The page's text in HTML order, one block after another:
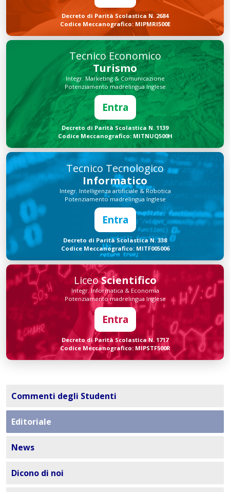
Decreto di Parità Scolastica N. 2684
Codice Meccanografico: MIPMRI500E
Tecnico Economico
Turismo
Integr. Marketing & Comunicazione
Potenziamento madrelingua Inglese
Entra
Decreto di Parità Scolastica N. 1139
Codice Meccanografico: MITNUQ500H
Tecnico Tecnologico
Informatico
Integr. Intelligenza artificiale & Robotica
Potenziamento madrelingua Inglese
Entra
Decreto di Parità Scolastica N. 338
Codice Meccanografico: MITF005006
LiceoScientifico
Integr. Informatica & Economia
Potenziamento madrelingua Inglese
Entra
Decreto di Parità Scolastica N. 1717
Codice Meccanografico: MIPSTF500R
Commenti degli Studenti
Editoriale
News
Dicono di noi